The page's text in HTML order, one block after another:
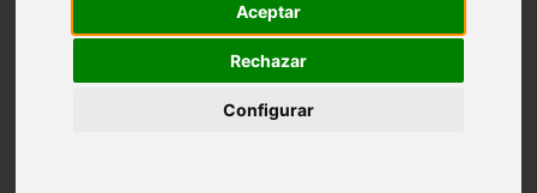
Aceptar
Rechazar
Configurar
especies invasoras